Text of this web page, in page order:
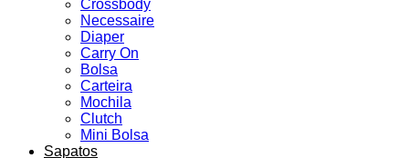
Crossbody
Necessaire
Diaper
Carry On
Bolsa
Carteira
Mochila
Clutch
Mini Bolsa
Sapatos